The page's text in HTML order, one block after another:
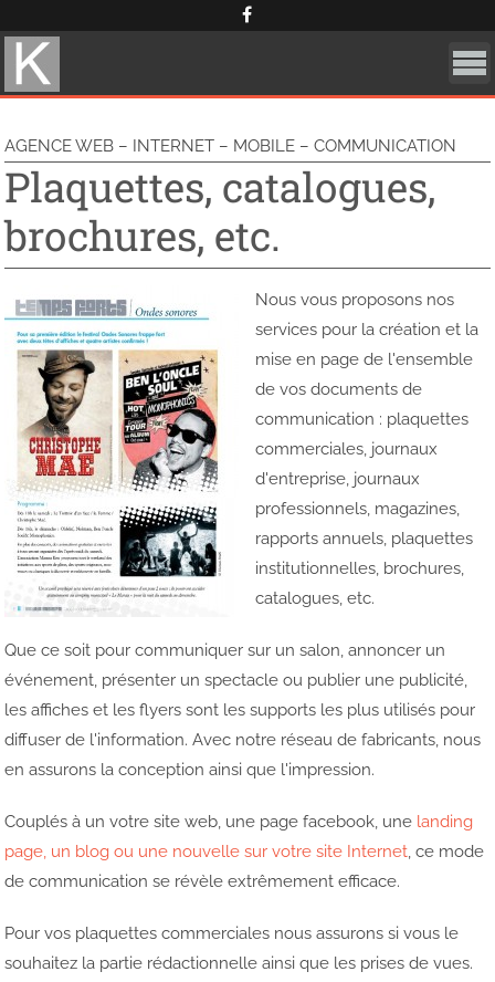
to
content
AGENCE WEB – INTERNET – MOBILE – COMMUNICATION
Plaquettes, catalogues,
brochures, etc.
Nous vous proposons nos
services pour la création et la
mise en page de l'ensemble
de vos documents de
communication : plaquettes
commerciales, journaux
d'entreprise, journaux
professionnels, magazines,
rapports annuels, plaquettes
institutionnelles, brochures,
catalogues, etc.
Que ce soit pour communiquer sur un salon, annoncer un
événement, présenter un spectacle ou publier une publicité,
les affiches et les flyers sont les supports les plus utilisés pour
diffuser de l'information. Avec notre réseau de fabricants, nous
en assurons la conception ainsi que l'impression.
Couplés à un votre site web, une page facebook, une landing
page, un blog ou une nouvelle sur votre site Internet, ce mode
de communication se révèle extrêmement efficace.
Pour vos plaquettes commerciales nous assurons si vous le
souhaitez la partie rédactionnelle ainsi que les prises de vues.